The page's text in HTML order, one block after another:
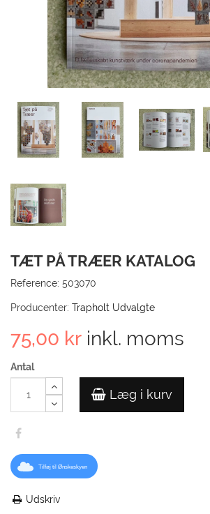
TÆT PÅ TRÆER KATALOG
Reference: 503070
Producenter: Trapholt Udvalgte
75,00 kr inkl. moms
Antal
Læg i kurv
Tilføj til Ønskeskyen
Udskriv